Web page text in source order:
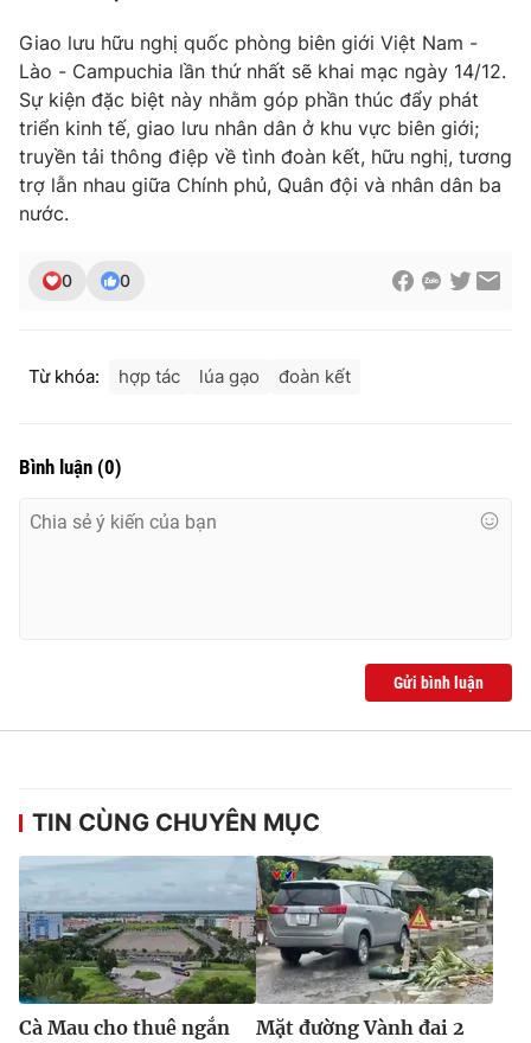
THỜI BÁO VTV
Theo dõi báo trên
Cơ quan chủ quản:
Giấy phép hoạt động báo in và báo điện tử số 483/GP-BTTTT
cấp ngày 29/12/2023
Nguyễn Trọng Ninh
Tổng đài VTV:024.38 355 931 - 024.38 355 932
® Cấm sao chép dưới mọi hình thức nếu không có sự chấp
thuận bằng văn bản. Ghi rõ nguồn VTV.vn khi phát hành lại
thông tin từ website này.
Giao lưu hữu nghị quốc phòng biên giới Việt Nam -
Lào - Campuchia lần thứ nhất sẽ khai mạc ngày 14/12.
Sự kiện đặc biệt này nhằm góp phần thúc đẩy phát
triển kinh tế, giao lưu nhân dân ở khu vực biên giới;
truyền tải thông điệp về tình đoàn kết, hữu nghị, tương
trợ lẫn nhau giữa Chính phủ, Quân đội và nhân dân ba
nước.
0 0
Từ khóa: hợp tác lúa gạo đoàn kết
Bình luận (0)
Gửi bình luận
TIN CÙNG CHUYÊN MỤC
Cà Mau cho thuê ngắn
Mặt đường Vành đai 2